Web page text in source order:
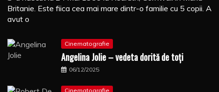
Britanie. Este fiica cea mai mare dintr-o familie cu 5 copii. A
avut o
Cinematografie
Angelina Jolie – vedeta dorită de toți
06/12/2025
Cinematografie